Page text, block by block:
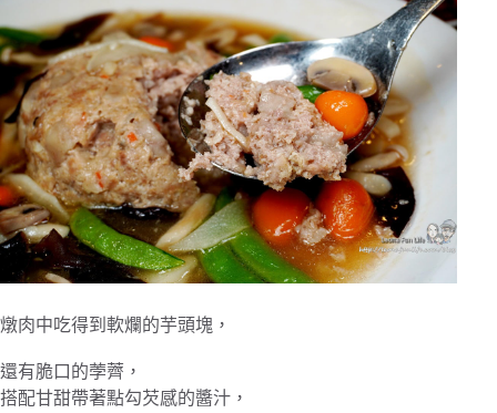
燉肉中吃得到軟爛的芋頭塊，
還有脆口的荸薺，
搭配甘甜帶著點勾芡感的醬汁，